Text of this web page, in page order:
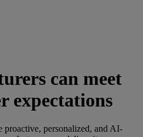
can meet
expectations
proactive, personalized, and AI-